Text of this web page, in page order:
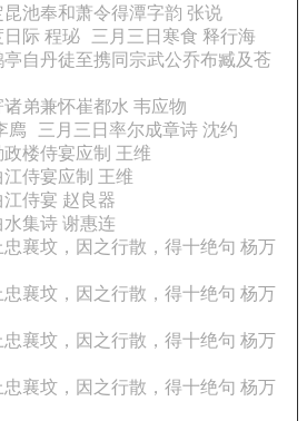
昆池奉和萧令得潭字韵 张说
日际 程珌
三月三日寒食 释行海
亭自丹徒至携同宗武公乔布臧及苍
弟兼怀崔都水 韦应物
廌
三月三日率尔成章诗 沈约
楼侍宴应制 王维
侍宴应制 王维
侍宴 赵良器
集诗 谢惠连
忠襄坟，因之行散，得十绝句 杨万
忠襄坟，因之行散，得十绝句 杨万
忠襄坟，因之行散，得十绝句 杨万
忠襄坟，因之行散，得十绝句 杨万